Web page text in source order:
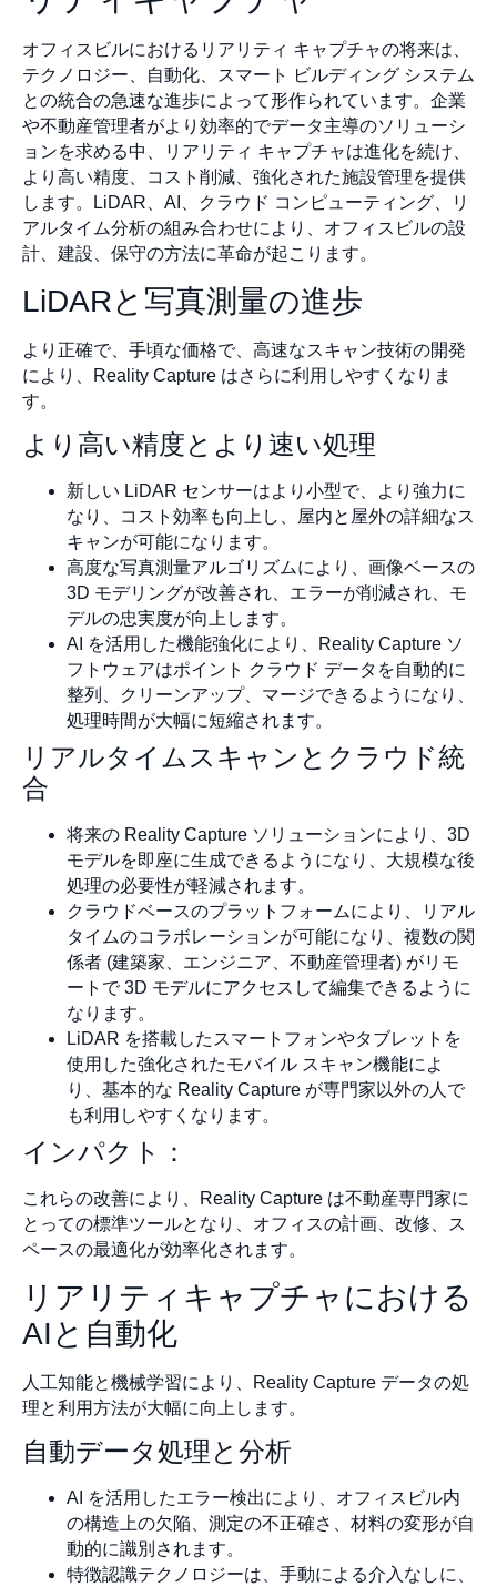
オフィスビルにおけるリアリティ キャプチャの将来は、
テクノロジー、自動化、スマート ビルディング システム
との統合の急速な進歩によって形作られています。企業
や不動産管理者がより効率的でデータ主導のソリューシ
ョンを求める中、リアリティ キャプチャは進化を続け、
より高い精度、コスト削減、強化された施設管理を提供
します。LiDAR、AI、クラウド コンピューティング、リ
アルタイム分析の組み合わせにより、オフィスビルの設
計、建設、保守の方法に革命が起こります。
LiDARと写真測量の進歩
より正確で、手頃な価格で、高速なスキャン技術の開発
により、Reality Capture はさらに利用しやすくなりま
す。
より高い精度とより速い処理
新しい LiDAR センサーはより小型で、より強力に
なり、コスト効率も向上し、屋内と屋外の詳細なス
キャンが可能になります。
高度な写真測量アルゴリズムにより、画像ベースの
3D モデリングが改善され、エラーが削減され、モ
デルの忠実度が向上します。
AI を活用した機能強化により、Reality Capture ソ
フトウェアはポイント クラウド データを自動的に
整列、クリーンアップ、マージできるようになり、
処理時間が大幅に短縮されます。
リアルタイムスキャンとクラウド統
合
将来の Reality Capture ソリューションにより、3D
モデルを即座に生成できるようになり、大規模な後
処理の必要性が軽減されます。
クラウドベースのプラットフォームにより、リアル
タイムのコラボレーションが可能になり、複数の関
係者 (建築家、エンジニア、不動産管理者) がリモ
ートで 3D モデルにアクセスして編集できるように
なります。
LiDAR を搭載したスマートフォンやタブレットを
使用した強化されたモバイル スキャン機能によ
り、基本的な Reality Capture が専門家以外の人で
も利用しやすくなります。
インパクト：
これらの改善により、Reality Capture は不動産専門家に
とっての標準ツールとなり、オフィスの計画、改修、ス
ペースの最適化が効率化されます。
リアリティキャプチャにおける
AIと自動化
人工知能と機械学習により、Reality Capture データの処
理と利用方法が大幅に向上します。
自動データ処理と分析
AI を活用したエラー検出により、オフィスビル内
の構造上の欠陥、測定の不正確さ、材料の変形が自
動的に識別されます。
特徴認識テクノロジーは、手動による介入なしに、